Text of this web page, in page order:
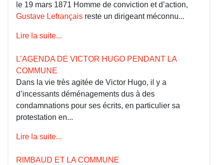
le 19 mars 1871 Homme de conviction et d’action,
Gustave Lefrançais reste un dirigeant méconnu...
Lire la suite...
L’AGENDA DE VICTOR HUGO PENDANT LA
COMMUNE
Dans la vie très agitée de Victor Hugo, il y a
d’incessants déménagements dus à des
condamnations pour ses écrits, en particulier sa
protestation en...
Lire la suite...
RIMBAUD ET LA COMMUNE